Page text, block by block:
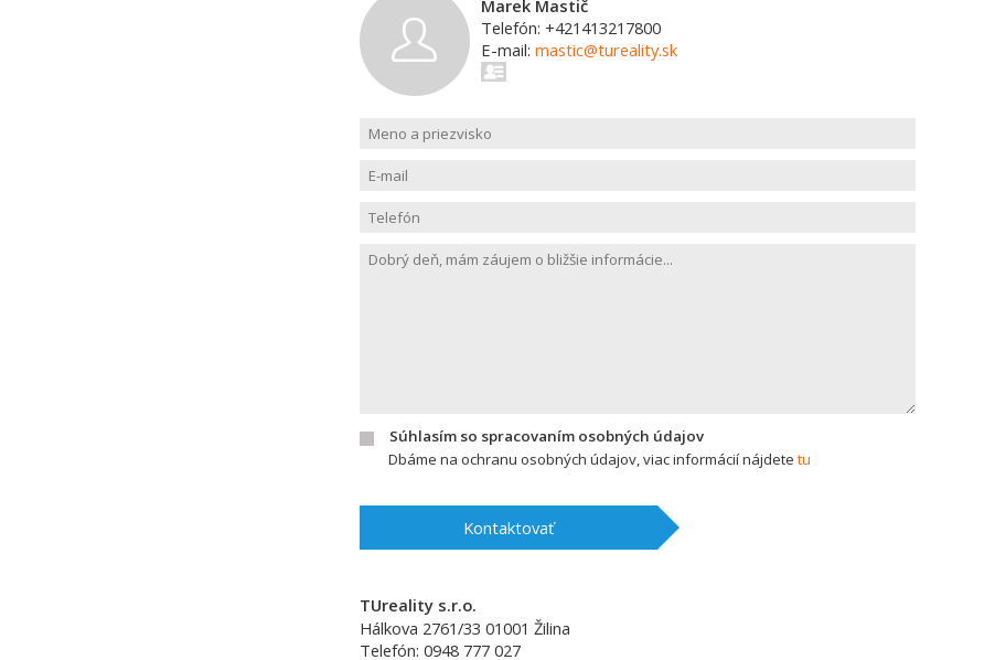
Marek Mastič
Telefón: +421413217800
E-mail: mastic@tureality.sk
Súhlasím so spracovaním osobných údajov
Dbáme na ochranu osobných údajov, viac informácií nájdete tu
Kontaktovať
TUreality s.r.o.
Hálkova 2761/33 01001 Žilina
Telefón: 0948 777 027